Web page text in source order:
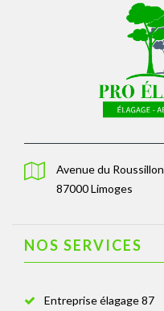
Avenue du Roussillon
87000 Limoges
NOS SERVICES
Entreprise élagage 87